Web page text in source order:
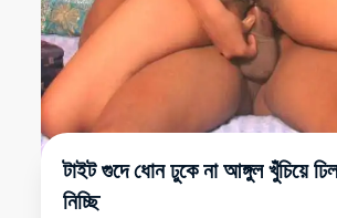
টাইট গুদে ধোন ঢুকে না আঙ্গুল খুঁচিয়ে
নিচ্ছি